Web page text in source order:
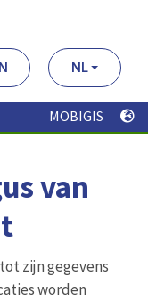
NL
MOBIGIS
van
zijn gegevens
worden